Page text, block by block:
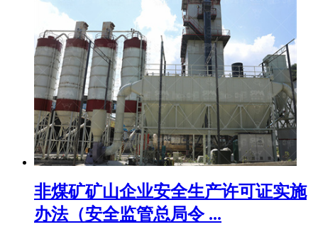
非煤矿矿山企业安全生产许可证实施
办法（安全监管总局令 ...